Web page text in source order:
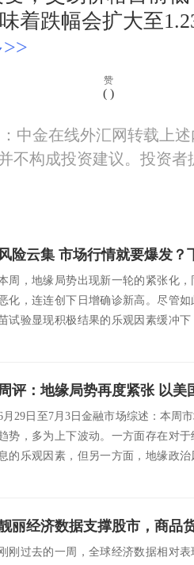
着跌幅会扩大至
赞
( )
中金在线外汇网转载上
不构成投资建议。投资
周，地缘局势出现新一轮的紧张化
化，连连创下日增确诊新高。尽管
试验显现积极结果的乐观因素缓冲
月29日至7月3日金融市场综述：本周
势，多为上下波动。一方面存在对
的乐观因素，但另一方面，地缘政
刚刚过去的一周，全球经济数据相对